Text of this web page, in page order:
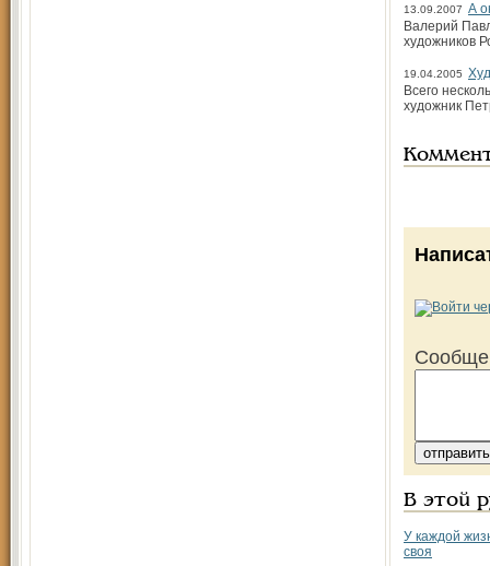
13.09.2007 А
Валерий
художников
19.04.2005
Всего
художник
В этой
У каждой
своя